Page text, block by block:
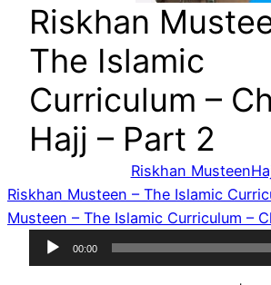
Riskhan
The Islamic
Curriculum –
Hajj – Part 2
Riskhan Musteen
Riskhan Musteen – The Islamic
Musteen – The Islamic Curriculum –
Audio
Player
00:00